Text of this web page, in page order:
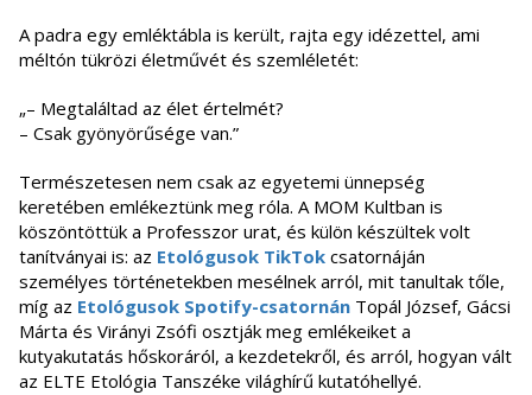
A padra egy emléktábla is került, rajta egy idézettel, ami
méltón tükrözi életművét és szemléletét:
„– Megtaláltad az élet értelmét?
– Csak gyönyörűsége van.”
Természetesen nem csak az egyetemi ünnepség
keretében emlékeztünk meg róla. A MOM Kultban is
köszöntöttük a Professzor urat, és külön készültek volt
tanítványai is: az Etológusok TikTok csatornáján
személyes történetekben mesélnek arról, mit tanultak tőle,
míg az Etológusok Spotify-csatornán Topál József, Gácsi
Márta és Virányi Zsófi osztják meg emlékeiket a
kutyakutatás hőskoráról, a kezdetekről, és arról, hogyan vált
az ELTE Etológia Tanszéke világhírű kutatóhellyé.